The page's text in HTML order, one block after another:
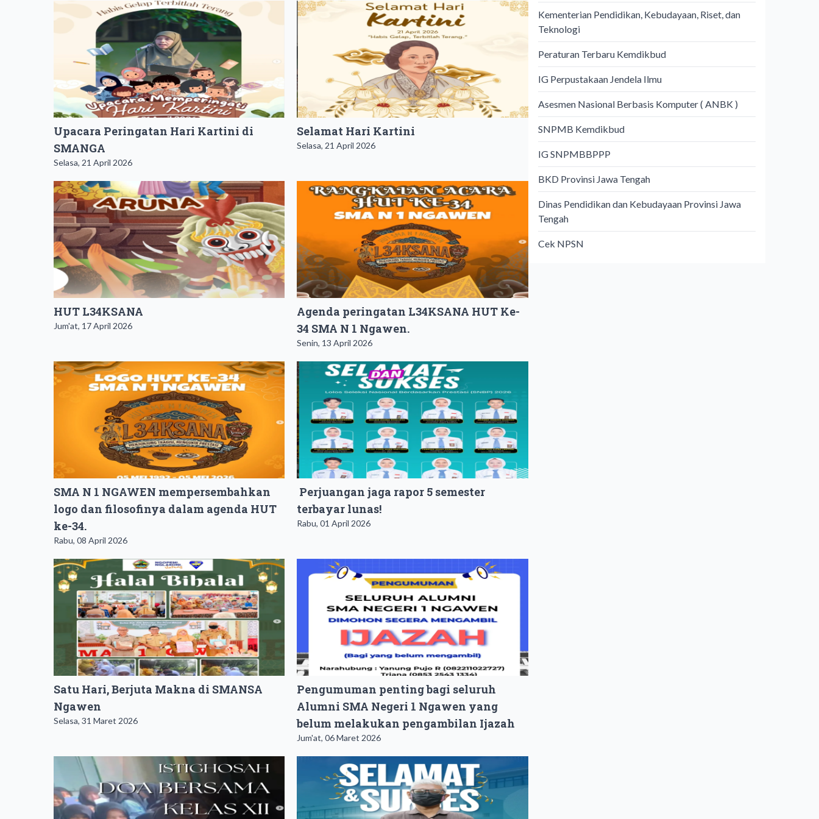
Upacara Peringatan Hari Kartini di
SMANGA
Selasa, 21 April 2026
​Selamat Hari Kartini
Selasa, 21 April 2026
HUT L34KSANA
Jum'at, 17 April 2026
Agenda peringatan L34KSANA HUT Ke-
34 SMA N 1 Ngawen.
Senin, 13 April 2026
SMA N 1 NGAWEN mempersembahkan
logo dan filosofinya dalam agenda HUT
ke-34.
Rabu, 08 April 2026
Perjuangan jaga rapor 5 semester
terbayar lunas!
Rabu, 01 April 2026
Satu Hari, Berjuta Makna di SMANSA
Ngawen
Selasa, 31 Maret 2026
Pengumuman penting bagi seluruh
Alumni SMA Negeri 1 Ngawen yang
belum melakukan pengambilan Ijazah
Jum'at, 06 Maret 2026
Kementerian Pendidikan, Kebudayaan, Riset, dan
Teknologi
Peraturan Terbaru Kemdikbud
IG Perpustakaan Jendela Ilmu
Asesmen Nasional Berbasis Komputer ( ANBK )
SNPMB Kemdikbud
IG SNPMBBPPP
BKD Provinsi Jawa Tengah
Dinas Pendidikan dan Kebudayaan Provinsi Jawa
Tengah
Cek NPSN